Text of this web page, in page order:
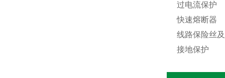
过电流保护
快速熔断器
线路保险丝
接地保护